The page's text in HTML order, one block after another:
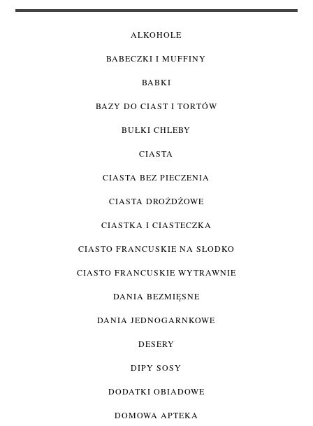
ALKOHOLE
BABECZKI I MUFFINY
BABKI
BAZY DO CIAST I TORTÓW
BUŁKI CHLEBY
CIASTA
CIASTA BEZ PIECZENIA
CIASTA DROŻDŻOWE
CIASTKA I CIASTECZKA
CIASTO FRANCUSKIE NA SŁODKO
CIASTO FRANCUSKIE WYTRAWNIE
DANIA BEZMIĘSNE
DANIA JEDNOGARNKOWE
DESERY
DIPY SOSY
DODATKI OBIADOWE
DOMOWA APTEKA